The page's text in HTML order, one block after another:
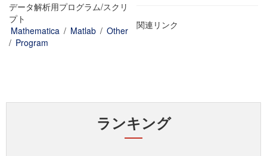
データ解析用プログラム/スクリ
プト
Mathematica / Matlab / Other
/ Program
関連リンク
ランキング